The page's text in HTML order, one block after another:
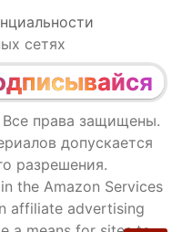
сетях
права защищены.
допускается
разрешения.
the Amazon Services
affiliate advertising